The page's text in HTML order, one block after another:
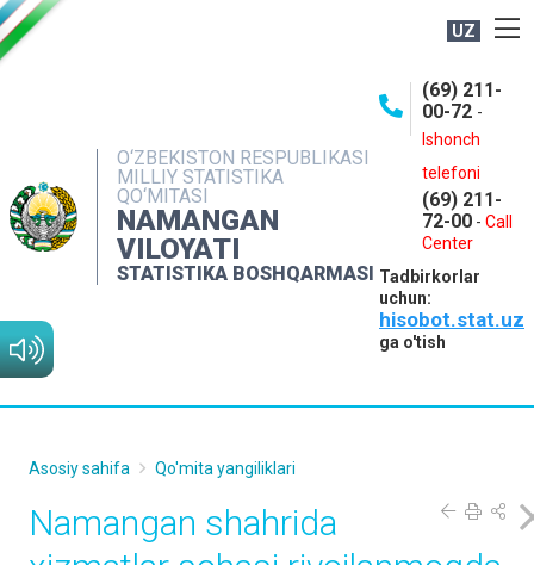
UZ
O‘ZBEKISTON RESPUBLIKASI
MILLIY STATISTIKA
QO‘MITASI
NAMANGAN
VILOYATI
STATISTIKA BOSHQARMASI
(69) 211-
00-72 -
Ishonch
telefoni
(69) 211-
72-00 - Call
Center
Tadbirkorlar
uchun:
hisobot.stat.uz
ga o'tish
NASHRLAR
INTERAKTIV XIZMATLAR
MATBUOT XIZMATI
MUROJAATLAR
Asosiy sahifa Qo'mita yangiliklari
Namangan shahrida